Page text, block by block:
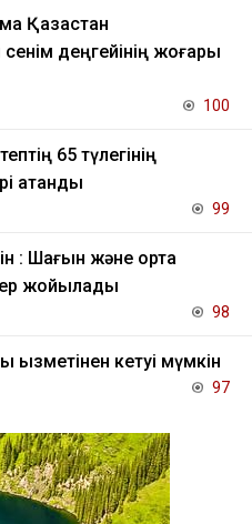
Қазақстан
деңгейінің жоғары
100
65 түлегінің
атанды
99
: Шағын және орта
жойылады
98
кетуі мүмкін
97